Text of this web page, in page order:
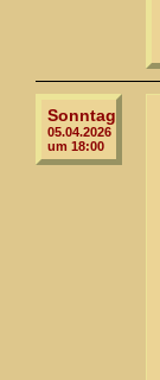
Sonntag
05.04.2026
um 18:00